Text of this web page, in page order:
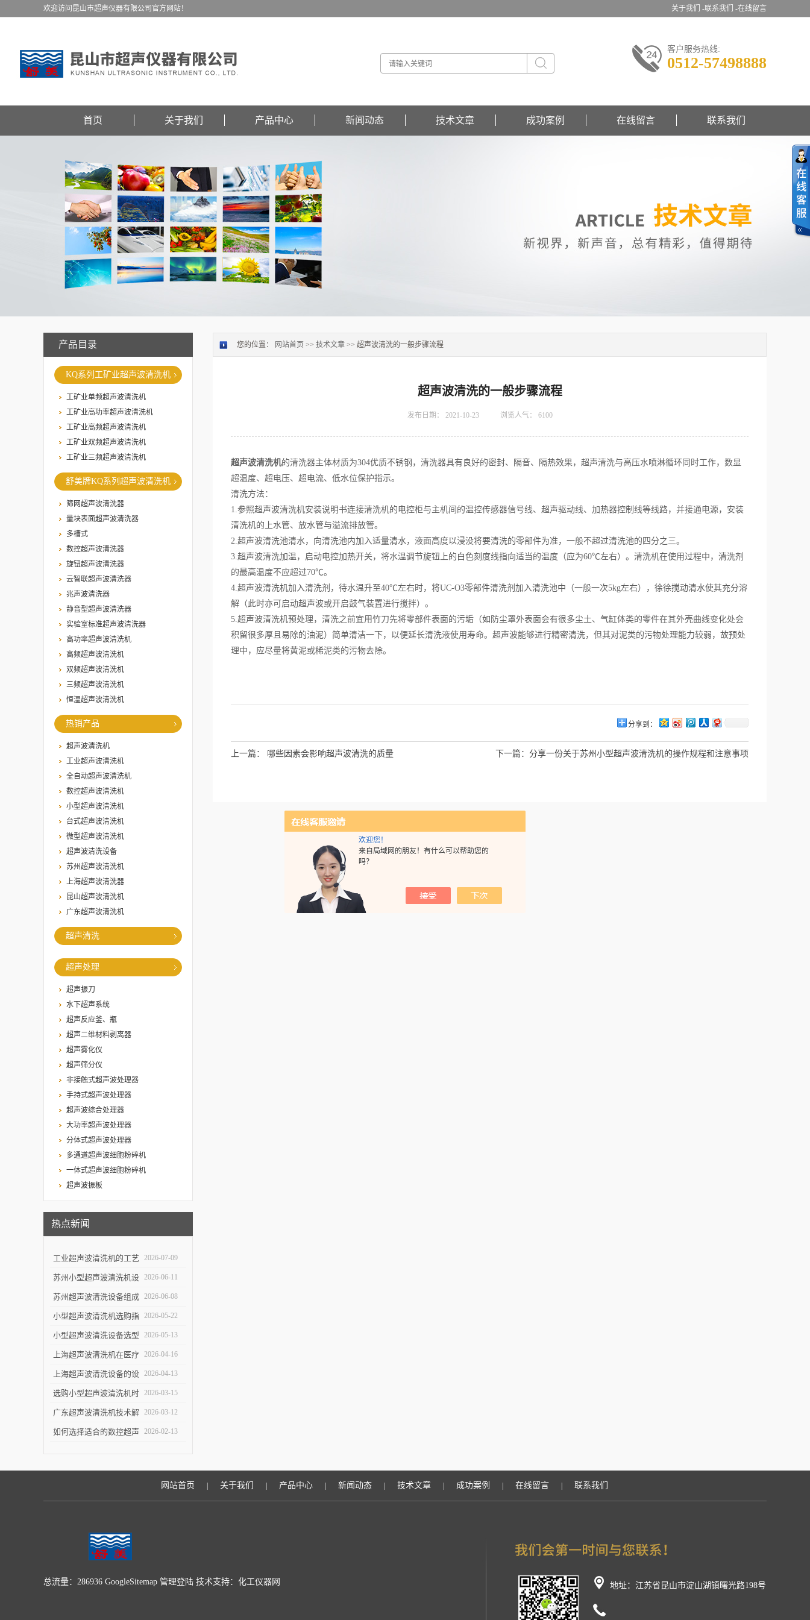
欢迎您！
来自局域网的朋友！有什么可以帮助您的
吗？
关于我们 -联系我们 -在线留言
欢迎访问昆山市超声仪器有限公司官方网站！
客户服务热线:
0512-57498888
首页 关于我们 产品中心 新闻动态 技术文章 成功案例 在线留言 联系我们
产品目录
KQ系列工矿业超声波清洗机
工矿业单频超声波清洗机
工矿业高功率超声波清洗机
工矿业高频超声波清洗机
工矿业双频超声波清洗机
工矿业三频超声波清洗机
舒美牌KQ系列超声波清洗机
筛网超声波清洗器
量块表面超声波清洗器
多槽式
数控超声波清洗器
旋钮超声波清洗器
云智联超声波清洗器
兆声波清洗器
静音型超声波清洗器
实验室标准超声波清洗器
高功率超声波清洗机
高频超声波清洗机
双频超声波清洗机
三频超声波清洗机
恒温超声波清洗机
热销产品
超声波清洗机
工业超声波清洗机
全自动超声波清洗机
数控超声波清洗机
小型超声波清洗机
台式超声波清洗机
微型超声波清洗机
超声波清洗设备
苏州超声波清洗机
上海超声波清洗器
昆山超声波清洗机
广东超声波清洗机
超声清洗
超声处理
超声振刀
水下超声系统
超声反应釜、瓶
超声二维材料剥离器
超声雾化仪
超声筛分仪
非接触式超声波处理器
手持式超声波处理器
超声波综合处理器
大功率超声波处理器
分体式超声波处理器
多通道超声波细胞粉碎机
一体式超声波细胞粉碎机
超声波振板
热点新闻
工业超声波清洗机的工艺
设计与清洗效率提升
2026-07-09
苏州小型超声波清洗机设
计特点与实验室便携使用
优势
2026-06-11
苏州超声波清洗设备组成
结构与自动化清洗流程解
析
2026-06-08
小型超声波清洗机选购指
南：5个关键参数决定清
洁效果
2026-05-22
小型超声波清洗设备选型
指南：关键参数与实验
室/工业场景适配要点
2026-05-13
上海超声波清洗机在医疗
设备清洗中的应用
2026-04-16
上海超声波清洗设备的设
计优化与技术进展
2026-04-13
选购小型超声波清洗机时
的五个关键指标
2026-03-15
广东超声波清洗机技术解
析：原理与优势
2026-03-12
如何选择适合的数控超声 2026-02-13
您的位置： 网站首页 >> 技术文章 >> 超声波清洗的一般步骤流程
超声波清洗的一般步骤流程
发布日期： 2021-10-23 浏览人气： 6100
超声波清洗机的清洗器主体材质为304优质不锈钢，清洗器具有良好的密封、隔音、隔热效果，超声清洗与高压水喷淋循环同时工作，数显
超温度、超电压、超电流、低水位保护指示。
清洗方法：
1.参照超声波清洗机安装说明书连接清洗机的电控柜与主机间的温控传感器信号线、超声驱动线、加热器控制线等线路，并接通电源，安装
清洗机的上水管、放水管与溢流排放管。
2.超声波清洗池清水，向清洗池内加入适量清水，液面高度以浸没将要清洗的零部件为准，一般不超过清洗池的四分之三。
3.超声波清洗加温，启动电控加热开关，将水温调节旋钮上的白色刻度线指向适当的温度（应为60℃左右）。清洗机在使用过程中，清洗剂
的最高温度不应超过70℃。
4.超声波清洗机加入清洗剂，待水温升至40℃左右时，将UC-O3零部件清洗剂加入清洗池中（一般一次5kg左右），徐徐搅动清水使其充分溶
解（此时亦可启动超声波或开启鼓气装置进行搅拌）。
5.超声波清洗机预处理，清洗之前宜用竹刀先将零部件表面的污垢（如防尘罩外表面会有很多尘土、气缸体类的零件在其外壳曲线变化处会
积留很多厚且易除的油泥）简单清洁一下，以便延长清洗液使用寿命。超声波能够进行精密清洗，但其对泥类的污物处理能力较弱，故预处
理中，应尽量将黄泥或稀泥类的污物去除。
分享到：
上一篇： 哪些因素会影响超声波清洗的质量 下一篇： 分享一份关于苏州小型超声波清洗机的操作规程和注意事项
网站首页 关于我们 产品中心 新闻动态 技术文章 成功案例 在线留言 联系我们
总流量：286936 GoogleSitemap 管理登陆 技术支持： 化工仪器网 地址：江苏省昆山市淀山湖镇曙光路198号